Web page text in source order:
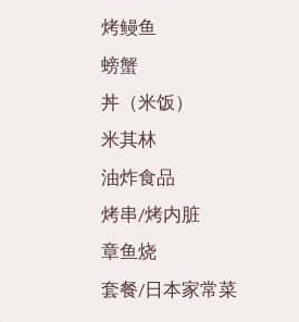
烤鳗鱼
螃蟹
丼（米饭）
米其林
油炸食品
烤串/烤内脏
章鱼烧
套餐/日本家常菜